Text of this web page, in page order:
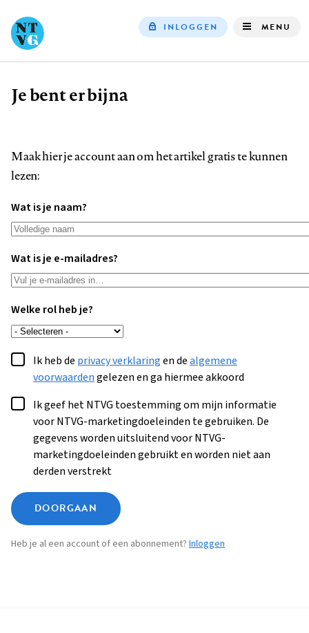
INLOGGEN MENU
Kruimelpad
Je bent er bijna
Maak hier je account aan om het artikel gratis te kunnen
lezen:
Wat is je naam?
Wat is je e-mailadres?
Welke rol heb je?
Ik heb de privacy verklaringen dealgemene
voorwaardengelezen en ga hiermee akkoord
Ik geef het NTVG toestemming om mijn informatie
voor NTVG-marketingdoeleinden te gebruiken. De
gegevens worden uitsluitend voor NTVG-
marketingdoeleinden gebruikt en worden niet aan
derden verstrekt
DOORGAAN
Heb je al een account of een abonnement? Inloggen